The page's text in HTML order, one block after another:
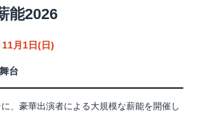
能2026
月1日(日)
台
、豪華出演者による大規模な薪能を開催し